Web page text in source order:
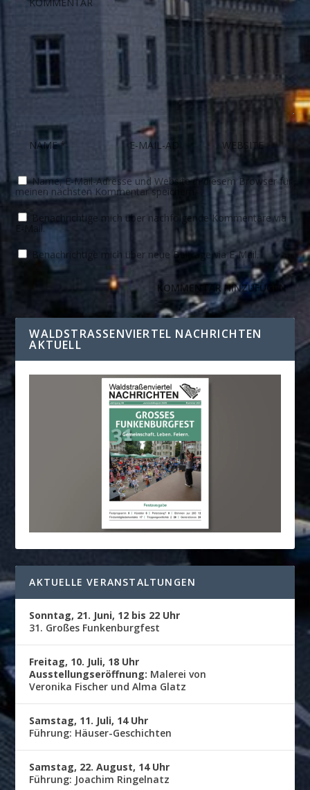
Name, E-Mail-Adresse und Website in diesem Browser für
meinen nächsten Kommentar speichern.
Benachrichtige mich über nachfolgende Kommentare via
E-Mail.
Benachrichtige mich über neue Beiträge via E-Mail.
WALDSTRASSENVIERTEL NACHRICHTEN A
KTUELL
AKTUELLE VERANSTALTUNGEN
Sonntag, 21. Juni, 12 bis 22 Uhr
31. Großes Funkenburgfest
Freitag, 10. Juli, 18 Uhr
Ausstellungseröffnung: Malerei von
Veronika Fischer und Alma Glatz
Samstag, 11. Juli, 14 Uhr
Führung: Häuser-Geschichten
Samstag, 22. August, 14 Uhr
Führung: Joachim Ringelnatz